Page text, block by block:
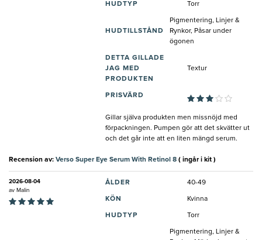
HUDTYP Torr
HUDTILLSTÅND
Pigmentering, Linjer &
Rynkor, Påsar under
ögonen
DETTA GILLADE
JAG MED
PRODUKTEN
Textur
PRISVÄRD
Gillar själva produkten men missnöjd med
förpackningen. Pumpen gör att det skvätter ut
och det går inte att en liten mängd serum.
Recension av: Verso Super Eye Serum With Retinol 8 ( ingår i kit )
2026-08-04
av Malin
ÅLDER 40-49
KÖN Kvinna
HUDTYP Torr
Pigmentering, Linjer &